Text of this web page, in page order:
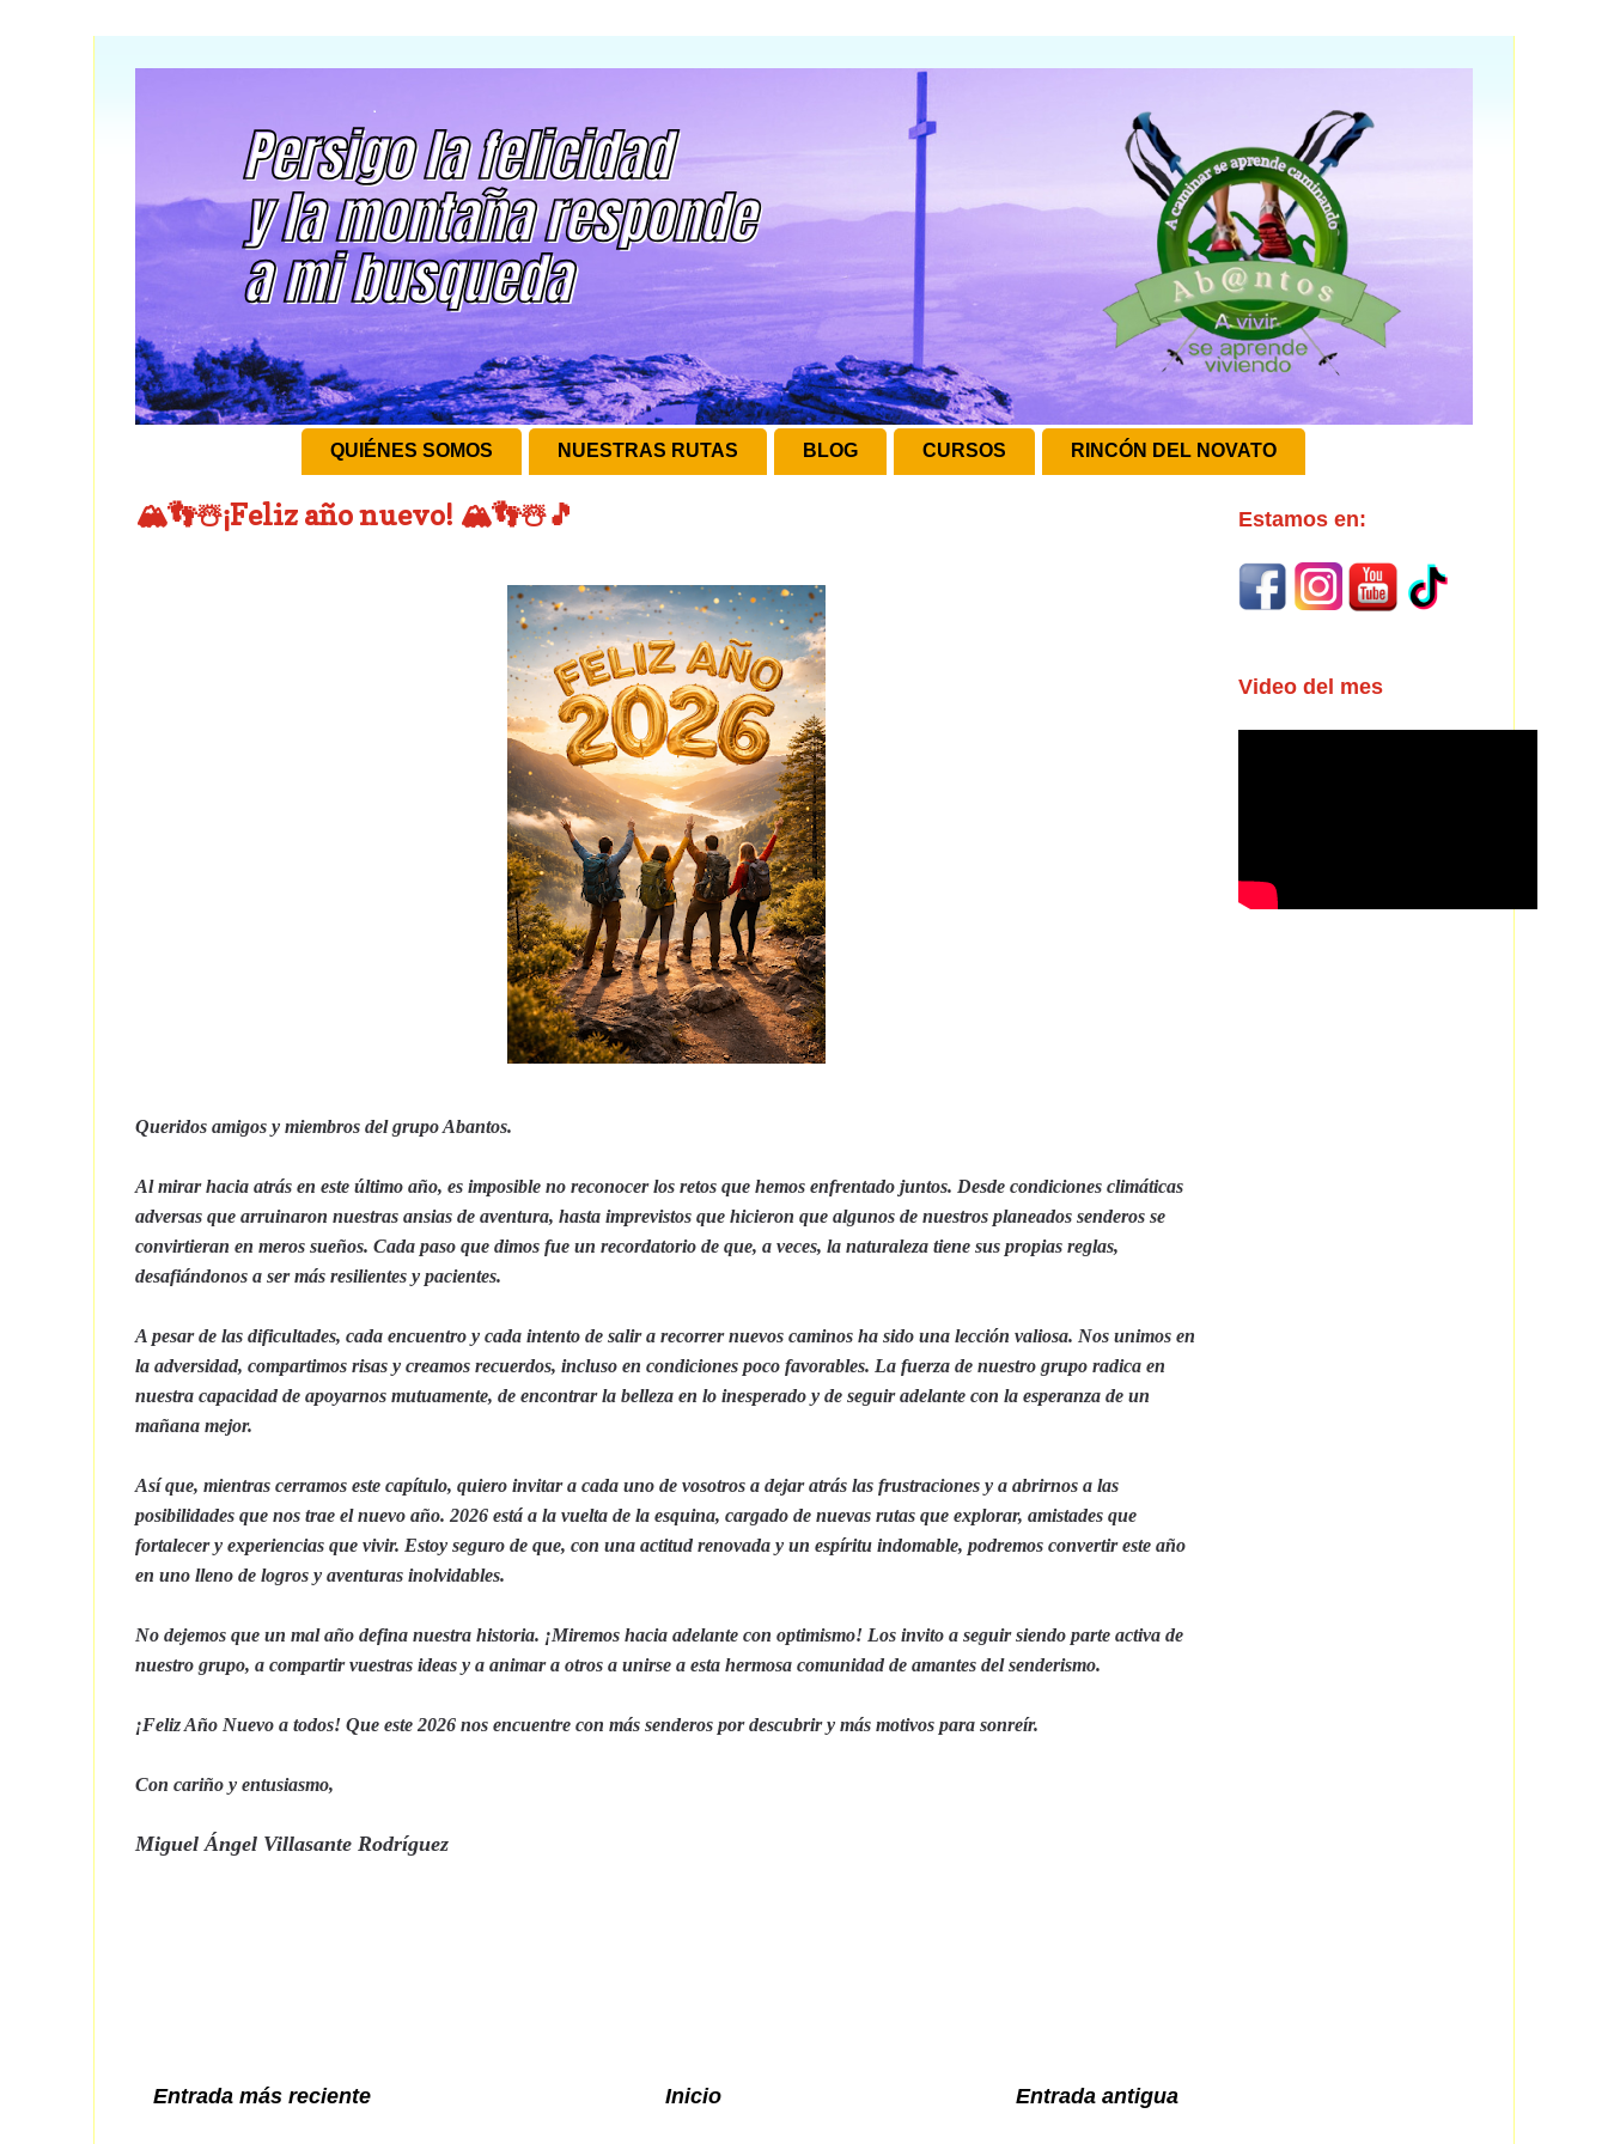
QUIÉNES SOMOS NUESTRAS RUTAS BLOG CURSOS RINCÓN DEL NOVATO
🏔️👣☃️¡Feliz año nuevo! 🏔️👣☃️🎵
Queridos amigos y miembros delgrupo Abantos.
Al mirar hacia atrás en este último año, es imposible no reconocer los retos que hemos enfrentado juntos. Desde condiciones climáticas
adversas que arruinaron nuestras ansias de aventura, hasta imprevistos que hicieron que algunos de nuestros planeados senderos se
convirtieran en meros sueños. Cada paso que dimos fue un recordatorio de que, a veces, la naturaleza tiene sus propias reglas,
desafiándonos a ser más resilientes y pacientes.
A pesar de las dificultades, cada encuentro y cada intento de salir a recorrer nuevos caminos ha sido una lección valiosa. Nos unimos en
la adversidad, compartimos risas y creamos recuerdos, incluso en condiciones poco favorables. La fuerza de nuestro grupo radica en
nuestra capacidad de apoyarnos mutuamente, de encontrar la belleza en lo inesperado y de seguir adelante con la esperanza de un
mañana mejor.
Así que, mientras cerramos este capítulo, quiero invitar a cada uno de vosotros a dejar atrás las frustraciones y a abrirnos a las
posibilidades que nos trae el nuevo año. 2026 está a la vuelta de la esquina, cargado de nuevas rutas que explorar, amistades que
fortalecer y experiencias que vivir. Estoy seguro de que, con una actitud renovada y un espíritu indomable, podremos convertir este año
en uno lleno de logros y aventuras inolvidables.
No dejemos que un mal año defina nuestra historia. ¡Miremos hacia adelante con optimismo! Los invito a seguir siendo parte activa de
nuestro grupo, a compartir vuestras ideas y a animar a otros a unirse a esta hermosa comunidad de amantes del senderismo.
¡Feliz Año Nuevo a todos! Que este 2026 nos encuentre con más senderos por descubrir y más motivos para sonreír.
Con cariño y entusiasmo,
Miguel Ángel Villasante Rodríguez
Entrada más reciente Entrada antigua
Inicio
Estamos en:
Video del mes